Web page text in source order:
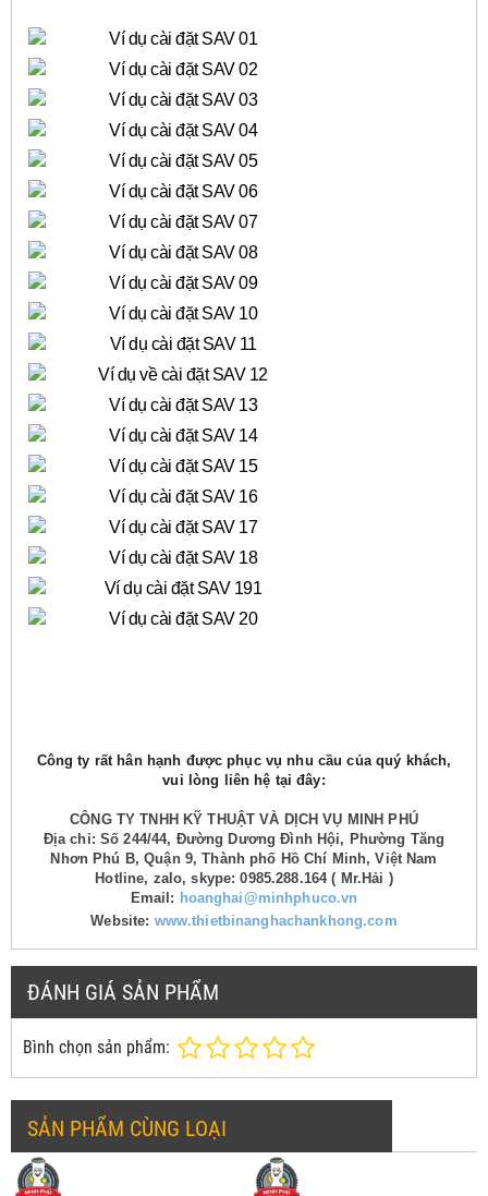
Công ty rất hân hạnh được phục vụ nhu cầu của quý khách,
vui lòng liên hệ tại đây:
CÔNG TY TNHH KỸ THUẬT VÀ DỊCH VỤ MINH PHÚ
Địa chỉ: Số 244/44, Đường Dương Đình Hội, Phường Tăng
Nhơn Phú B, Quận 9, Thành phố Hồ Chí Minh, Việt Nam
Hotline, zalo, skype: 0985.288.164 ( Mr.Hải )
Email: hoanghai@minhphuco.vn
Website: www.thietbinanghachankhong.com
ĐÁNH GIÁ SẢN PHẨM
Bình chọn sản phẩm:
SẢN PHẨM CÙNG LOẠI